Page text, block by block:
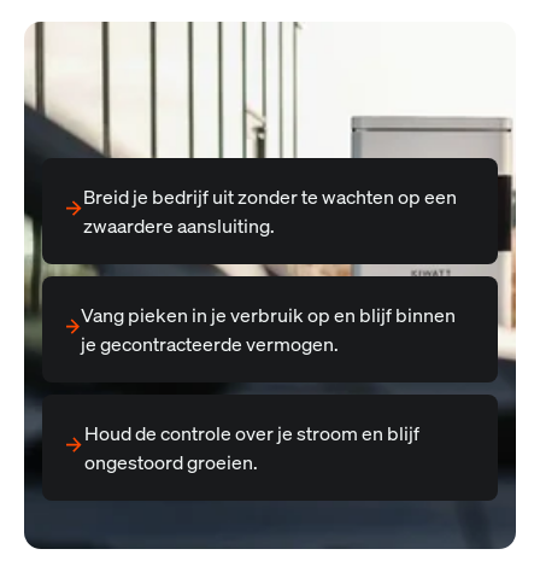
Breid je bedrijf uit zonder te wachten op een
zwaardere aansluiting.
Vang pieken in je verbruik op en blijf binnen
je gecontracteerde vermogen.
Houd de controle over je stroom en blijf
ongestoord groeien.